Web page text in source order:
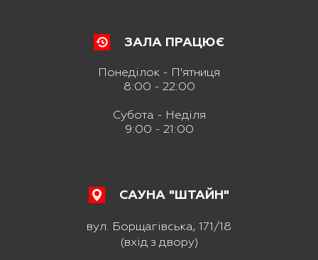
ЗАЛА ПРАЦЮЄ
Понеділок - П'ятниця
8:00 - 22:00
Субота - Неділя
9:00 - 21:00
САУНА "ШТАЙН"
вул. Борщагівська, 171/18
(вхід з двору)